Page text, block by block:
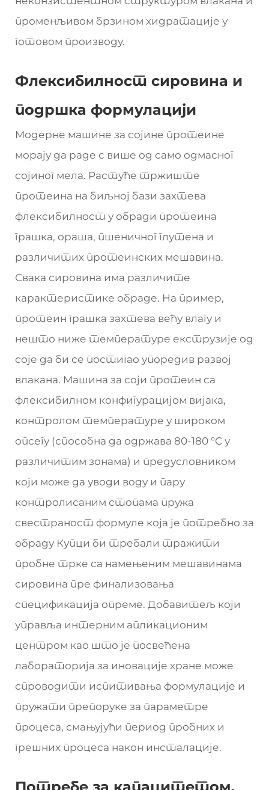
променљивом брзином хидратације у
готовом производу.
Флексибилност сировина и
подршка формулацији
Модерне машине за сојине протеине
морају да раде с више од само одмасног
сојиног мела. Растуће тржиште
протеина на биљној бази захтева
флексибилност у обради протеина
грашка, ораша, пшеничног глутена и
различитих протеинских мешавина.
Свака сировина има различите
карактеристике обраде. На пример,
протеин грашка захтева већу влагу и
нешто ниже температуре екструзије од
соје да би се постигао упоредив развој
влакана. Машина за соји протеин са
флексибилном конфигурацијом вијака,
контролом температуре у широком
опсегу (способна да одржава 80-180 °C у
различитим зонама) и предусловником
који може да уводи воду и пару
контролисаним стопама пружа
свестраност формуле која је потребно за
обраду Купци би требали тражити
пробне трке са намењеним мешавинама
сировина пре финализовања
спецификација опреме. Добавитељ који
управља интерним апликационим
центром као што је посвећена
лабораторија за иновације хране може
спроводити испитивања формулације и
пружати препоруке за параметре
процеса, смањујући период пробних и
грешних процеса након инсталације.
Потребе за капацитетом,